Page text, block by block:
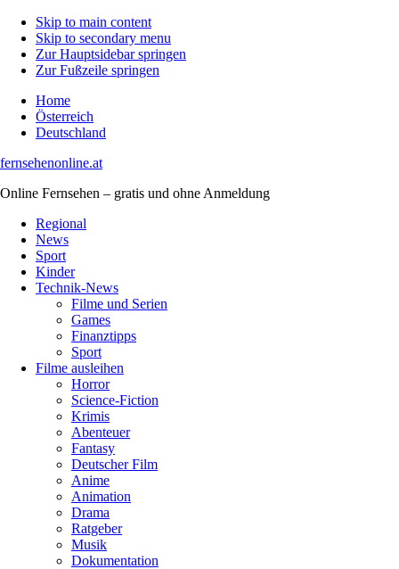
Skip to main content
Skip to secondary menu
Zur Hauptsidebar springen
Zur Fußzeile springen
Home
Österreich
Deutschland
fernsehenonline.at
Online Fernsehen – gratis und ohne Anmeldung
Regional
News
Sport
Kinder
Technik-News
Filme und Serien
Games
Finanztipps
Sport
Filme ausleihen
Horror
Science-Fiction
Krimis
Abenteuer
Fantasy
Deutscher Film
Anime
Animation
Drama
Ratgeber
Musik
Dokumentation